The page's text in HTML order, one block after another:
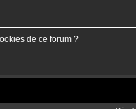
de ce forum ?